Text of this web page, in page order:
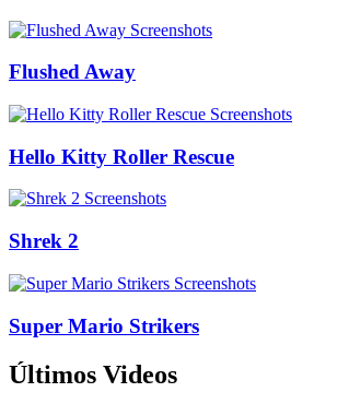
Flushed Away
Hello Kitty Roller Rescue
Shrek 2
Super Mario Strikers
Últimos Videos